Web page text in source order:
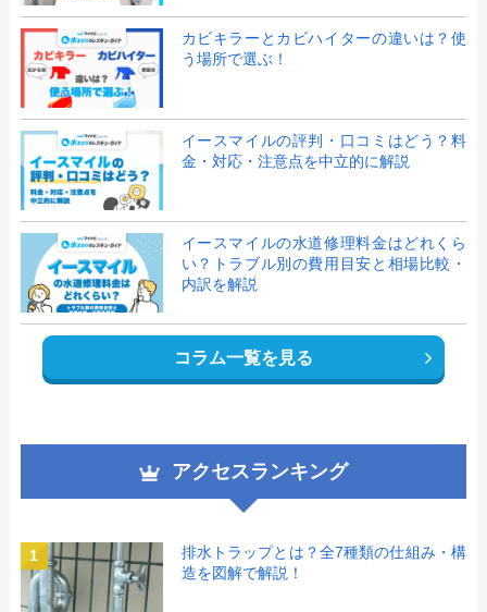
カビキラーとカビハイターの違いは？使
う場所で選ぶ！
イースマイルの評判・口コミはどう？料
金・対応・注意点を中立的に解説
イースマイルの水道修理料金はどれくら
い？トラブル別の費用目安と相場比較・
内訳を解説
コラム一覧を見る
アクセスランキング
1
排水トラップとは？全7種類の仕組み・構
造を図解で解説！